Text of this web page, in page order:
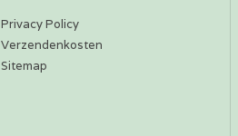
Privacy Policy
Verzendenkosten
Sitemap